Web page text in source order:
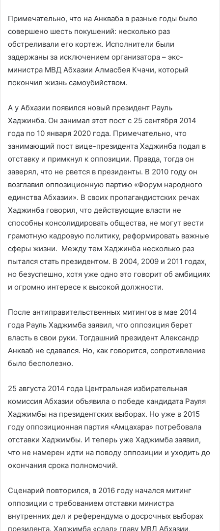
Примечательно, что на Анкваба в разные годы было
совершено шесть покушений: несколько раз
обстреливали его кортеж. Исполнители были
задержаны за исключением организатора – экс-
министра МВД Абхазии Алмасбея Кчачи, который
покончил жизнь самоубийством.
А у Абхазии появился новый президент Рауль
Хаджинба. Он занимал этот пост с 25 сентября 2014
года по 10 января 2020 года. Примечательно, что
занимающий пост вице-президента Хаджинба подал в
отставку и примкнул к оппозиции. Правда, тогда он
заверял, что не рвется в президенты. В 2010 году он
возглавил оппозиционную партию «Форум народного
единства Абхазии». В своих пропагандистских речах
Хаджинба говорил, что действующие власти не
способны консолидировать общества, не могут вести
грамотную кадровую политику, реформировать важные
сферы жизни. Между тем Хаджинба несколько раз
пытался стать президентом. В 2004, 2009 и 2011 годах,
но безуспешно, хотя уже одно это говорит об амбициях
и огромно интересе к высокой должности.
После антиправительственных митингов в мае 2014
года Рауль Хаджимба заявил, что оппозиция берет
власть в свои руки. Тогдашний президент Александр
Анкваб не сдавался. Но, как говорится, сопротивление
было бесполезно.
25 августа 2014 года Центральная избирательная
комиссия Абхазии объявила о победе кандидата Рауля
Хаджимбы на президентских выборах. Но уже в 2015
году оппозиционная партия «Амцахара» потребовала
отставки Хаджимбы. И теперь уже Хаджимба заявил,
что не намерен идти на поводу оппозиции и уходить до
окончания срока полномочий.
Сценарий повторился, в 2016 году начался митинг
оппозиции с требованием отставки министра
внутренних дел и референдума о досрочных выборах
президента. Хаджимба «сдал» главу МВД Абхазии,